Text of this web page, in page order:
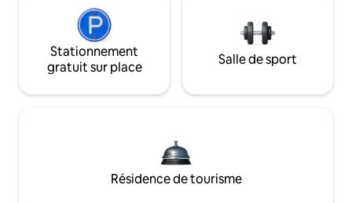
Stationnement
gratuit sur place
Salle de sport
Résidence de tourisme